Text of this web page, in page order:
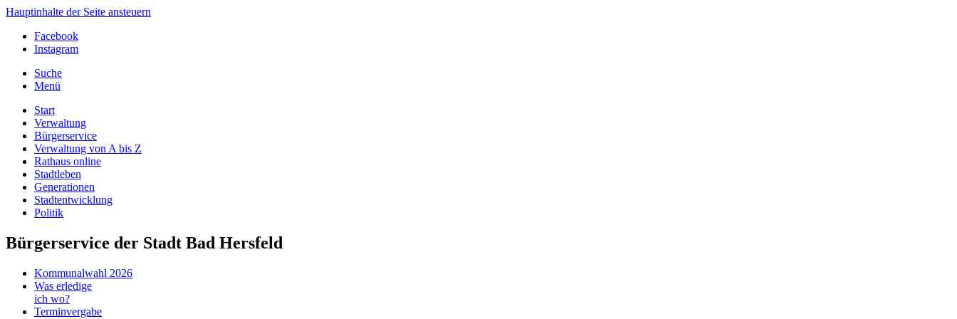
Hauptinhalte der Seite ansteuern
Facebook
Instagram
Suche
Menü
Start
Verwaltung
Bürgerservice
Verwaltung von A bis Z
Rathaus online
Stadtleben
Generationen
Stadtentwicklung
Politik
Bürgerservice der Stadt Bad Hersfeld
Kommunalwahl 2026
Was erledige
ich wo?
Terminvergabe